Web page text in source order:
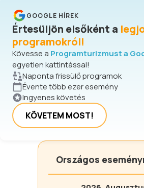
tombolhatod ki magad 2.200m²-en.
GOOGLE HÍREK
Értesüljön elsőként a
programokról!
Kövesse a Programturizmust a
egyetlen kattintással!
Naponta frissülő programok
Évente több ezer esemény
Ingyenes követés
KÖVETEM MOST!
Országos